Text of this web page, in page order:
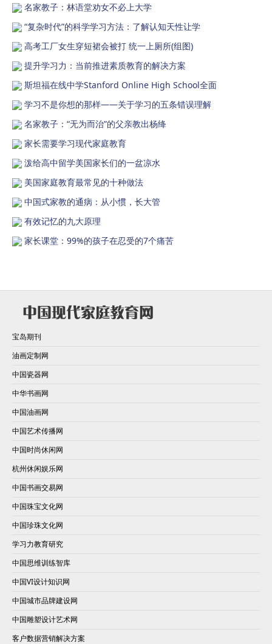
名家教子：林语堂劝女不必上大学
“复杂时代”的科学学习方法：了解认知天性让学
高考工厂女生穿短裙会被打 统一上厕所(组图)
提升学习力：当前推进素质教育的解决方案
斯坦福在线中学Stanford Online High School全面
学习不是你想的那样——关于学习的五条错误理解
名家教子：“无为而治”的父亲教出杨绛
家长需要学习现代家庭教育
泼给高中留学美国家长们的一盆凉水
美国家庭教育最常见的十种做法
中国式家教的通病：从小惯，长大管
有效记忆的九大原理
家长课堂：99%的孩子在忍受的7个痛苦
宝岛期刊
油画定制网
中国瓷器网
中华书画网
中国油画网
中国艺术传播网
中国时尚休闲网
杭州休闲娱乐网
中国书画交易网
中国珠宝文化网
中国珍珠文化网
学习力教育研究
中国思维训练智库
中国VI设计知识网
中国城市品牌建设网
中国雕塑设计艺术网
客户数据营销解决方案